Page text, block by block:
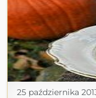
25 października